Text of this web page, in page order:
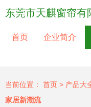
东莞市天麒窗帘有
首页 企业简介
当前位置： 首页 > 产品大
家居新潮流